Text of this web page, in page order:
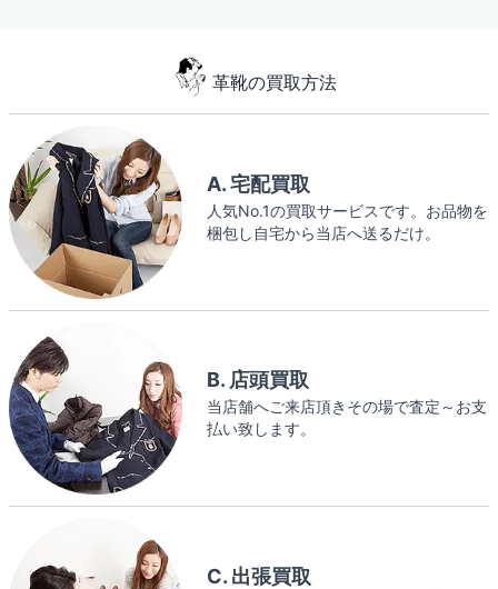
革靴の買取方法
A. 宅配買取
人気No.1の買取サービスです。お品物を
梱包し自宅から当店へ送るだけ。
B. 店頭買取
当店舗へご来店頂きその場で査定～お支
払い致します。
C. 出張買取